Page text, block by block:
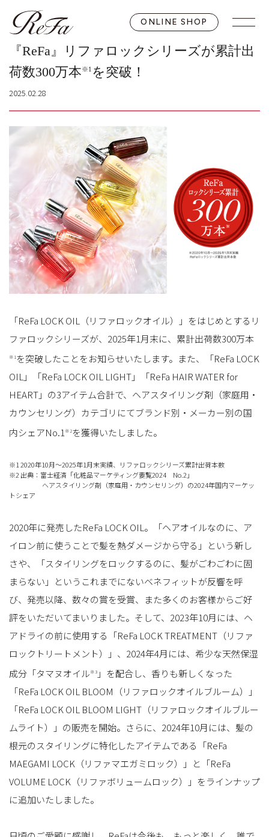
ONLINE SHOP
『ReFa』リファロックシリーズが累計出
荷数300万本※1 を突破！
2025.02.28
「ReFa LOCK OIL（リファロックオイル）」をはじめとするリ
ファロックシリーズが、2025年1月末に、累計出荷数300万本
※1 を突破したことをお知らせいたします。また、「ReFa LOCK
OIL」「ReFa LOCK OIL LIGHT」「ReFa HAIR WATER for
HEART」の3アイテム合計で、ヘアスタイリング剤（家庭用・
カウンセリング）カテゴリにてブランド別・メーカー別の国
内シェアNo.1 ※2を獲得いたしました。
※1 2020年10月～2025年1月末実績、リファロックシリーズ累計出荷本数
※2 出典：富士経済「化粧品マーケティング要覧2024 No.2」
ヘアスタイリング剤（家庭用・カウンセリング）の2024年国内マーケッ
トシェア
2020年に発売したReFa LOCK OIL。「ヘアオイルなのに、ア
イロン前に使うことで髪を熱ダメージから守る」という新し
さや、「スタイリングをロックするのに、髪がごわごわに固
まらない」というこれまでにないベネフィットが反響を呼
び、発売以降、数々の賞を受賞、また多くのお客様からご好
評をいただいてまいりました。そして、2023年10月には、ヘ
アドライの前に使用する「ReFa LOCK TREATMENT（リファ
ロックトリートメント）」、2024年4月には、希少な天然保湿
成分「タマヌオイル※3 」を配合し、香りも新しくなった
「ReFa LOCK OIL BLOOM（リファロックオイルブルーム）」
「ReFa LOCK OIL BLOOM LIGHT（リファロックオイルブルー
ムライト）」の販売を開始。さらに、2024年10月には、髪の
根元のスタイリングに特化したアイテムである「ReFa
MAEGAMI LOCK（リファマエガミロック）」と「ReFa
VOLUME LOCK（リファボリュームロック）」をラインナップ
に追加いたしました。